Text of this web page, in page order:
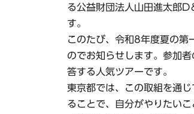
る公益財団法人山田進太郎
す。
このたび、令和8年度夏の第
のでお知らせします。参加
答する人気ツアーです。
東京都では、この取組を通
ることで、自分がやりたい